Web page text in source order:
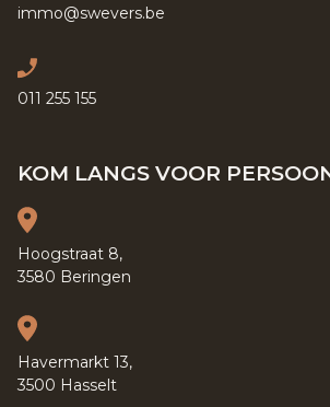
immo@swevers.be
011 255 155
KOM LANGS VOOR
Hoogstraat 8,
3580 Beringen
Havermarkt 13,
3500 Hasselt